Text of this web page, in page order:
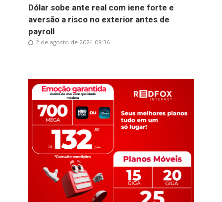
Dólar sobe ante real com iene forte e
aversão a risco no exterior antes de
payroll
2 de agosto de 2024 09:36